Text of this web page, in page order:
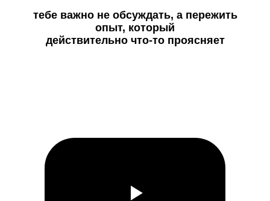
тебе важно не обсуждать, а пережить
опыт, который
действительно что-то проясняет